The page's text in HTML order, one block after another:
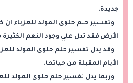
جديدة.
وتفسير حلم حلوى المولد للعزباء ان
الأرض فقد تدل علي وجود النعم الكثيرة
وقد يدل تفسير حلم حلوى المولد
الأيام المقبلة من حياتها.
وربما يدل تفسير حلم حلوى المولد